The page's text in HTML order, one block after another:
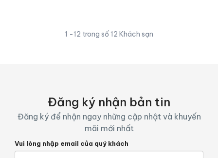
1 -12 trong số 12 Khách sạn
Đăng ký nhận bản tin
Đăng ký để nhận ngay những cập nhật và khuyến
mãi mới nhất
Vui lòng nhập email của quý khách